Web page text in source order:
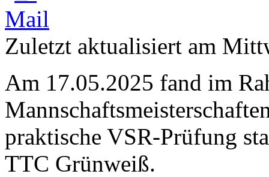
Zuletzt aktualisiert am
Am 17.05.2025 fand im
praktische VSR-Prüfung
TTC Grünweiß.